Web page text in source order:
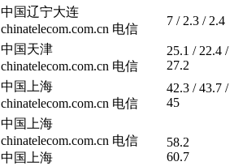
中国辽宁大连
chinatelecom.com.cn 电信
7 / 2.3 / 2.4
中国天津
chinatelecom.com.cn 电信
25.1 / 22.4 /
27.2
中国上海
chinatelecom.com.cn 电信
42.3 / 43.7 /
45
中国上海
chinatelecom.com.cn 电信
中国上海
58.2
60.7